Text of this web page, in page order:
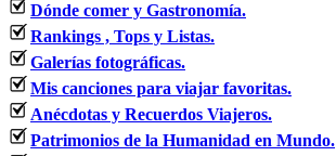
Dónde comer y Gastronomía.
Rankings , Tops y Listas.
Galerías fotográficas.
Mis canciones para viajar favoritas.
Anécdotas y Recuerdos Viajeros.
Patrimonios de la Humanidad en Mundo.